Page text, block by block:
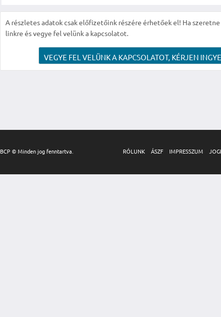
A részletes adatok csak előfizetőink részére érhetőek el! Ha
linkre és vegye fel velünk a kapcsolatot.
VEGYE FEL VELÜNK A KAPCSOLATOT, KÉRJEN
BCP © Minden jog fenntartva. RÓLUNK ÁSZF IMPRESSZUM